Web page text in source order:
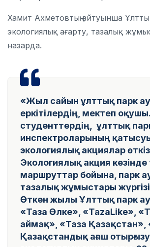
Хамит Ахметовтың айтуынша
экологиялық ағарту, тазалық
назарда.
«Жыл сайын ұлттық парк
еркітілердің, мектеп
студенттердің, ұлттық
инспектроларының
экологиялық акциялар
Экологиялық акция кезінде
маршруттар бойына, парк
тазалық жұмыстары
Өткен жылы Ұлттық парк
«Таза Өлке», «TazaLike»,
аймақ», «Таза Қазақстан»,
Қазақстандық ағаш